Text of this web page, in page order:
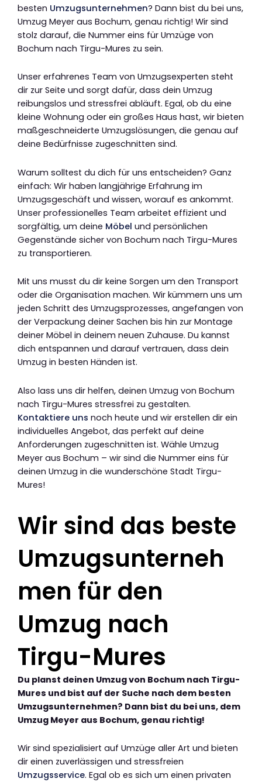
besten Umzugsunternehmen? Dann bist du bei uns,
Umzug Meyer aus Bochum, genau richtig! Wir sind
stolz darauf, die Nummer eins für Umzüge von
Bochum nach Tirgu-Mures zu sein.
Unser erfahrenes Team von Umzugsexperten steht
dir zur Seite und sorgt dafür, dass dein Umzug
reibungslos und stressfrei abläuft. Egal, ob du eine
kleine Wohnung oder ein großes Haus hast, wir bieten
maßgeschneiderte Umzugslösungen, die genau auf
deine Bedürfnisse zugeschnitten sind.
Warum solltest du dich für uns entscheiden? Ganz
einfach: Wir haben langjährige Erfahrung im
Umzugsgeschäft und wissen, worauf es ankommt.
Unser professionelles Team arbeitet effizient und
sorgfältig, um deine Möbel und persönlichen
Gegenstände sicher von Bochum nach Tirgu-Mures
zu transportieren.
Mit uns musst du dir keine Sorgen um den Transport
oder die Organisation machen. Wir kümmern uns um
jeden Schritt des Umzugsprozesses, angefangen von
der Verpackung deiner Sachen bis hin zur Montage
deiner Möbel in deinem neuen Zuhause. Du kannst
dich entspannen und darauf vertrauen, dass dein
Umzug in besten Händen ist.
Also lass uns dir helfen, deinen Umzug von Bochum
nach Tirgu-Mures stressfrei zu gestalten.
Kontaktiere uns noch heute und wir erstellen dir ein
individuelles Angebot, das perfekt auf deine
Anforderungen zugeschnitten ist. Wähle Umzug
Meyer aus Bochum – wir sind die Nummer eins für
deinen Umzug in die wunderschöne Stadt Tirgu-
Mures!
Wir sind das beste
Umzugsunterneh
men für den
Umzug nach
Tirgu-Mures
Du planst deinen Umzug von Bochum nach Tirgu-
Mures und bist auf der Suche nach dem besten
Umzugsunternehmen? Dann bist du bei uns, dem
Umzug Meyer aus Bochum, genau richtig!
Wir sind spezialisiert auf Umzüge aller Art und bieten
dir einen zuverlässigen und stressfreien
Umzugsservice. Egal ob es sich um einen privaten